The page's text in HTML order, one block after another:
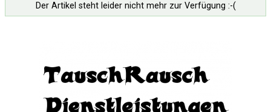
Der Artikel steht leider nicht mehr zur Verfügung :-(